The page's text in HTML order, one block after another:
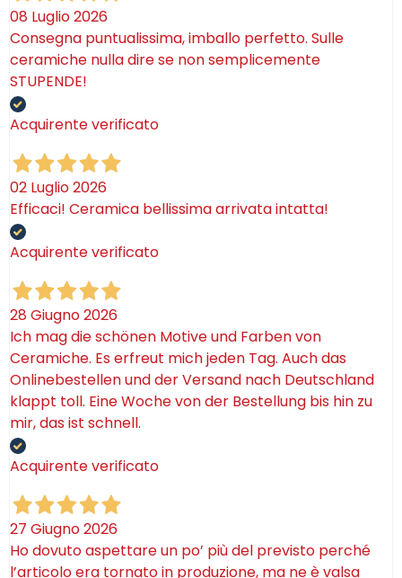
08 Luglio 2026
Consegna puntualissima, imballo perfetto. Sulle
ceramiche nulla dire se non semplicemente
STUPENDE!
Acquirente verificato
02 Luglio 2026
Efficaci! Ceramica bellissima arrivata intatta!
Acquirente verificato
28 Giugno 2026
Ich mag die schönen Motive und Farben von
Ceramiche. Es erfreut mich jeden Tag. Auch das
Onlinebestellen und der Versand nach Deutschland
klappt toll. Eine Woche von der Bestellung bis hin zu
mir, das ist schnell.
Acquirente verificato
27 Giugno 2026
Ho dovuto aspettare un po’ più del previsto perché
l’articolo era tornato in produzione, ma ne è valsa